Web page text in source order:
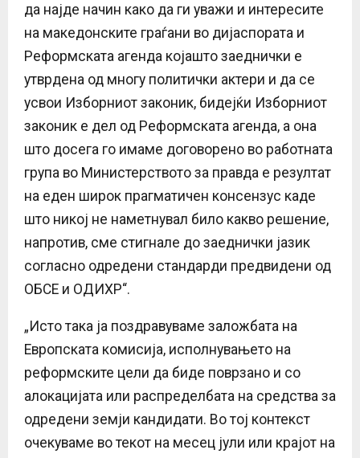
да најде начин како да ги уважи и интересите
на македонските граѓани во дијаспората и
Реформската агенда којашто заеднички е
утврдена од многу политички актери и да се
усвои Изборниот законик, бидејќи Изборниот
законик е дел од Реформската агенда, а она
што досега го имаме договорено во работната
група во Министерството за правда е резултат
на еден широк прагматичен консензус каде
што никој не наметнувал било какво решение,
напротив, сме стигнале до заеднички јазик
согласно одредени стандарди предвидени од
ОБСЕ и ОДИХР“.
„Исто така ја поздравуваме заложбата на
Европската комисија, исполнувањето на
реформските цели да биде поврзано и со
алокацијата или распределбата на средства за
одредени земји кандидати. Во тој контекст
очекуваме во текот на месец јули или крајот на